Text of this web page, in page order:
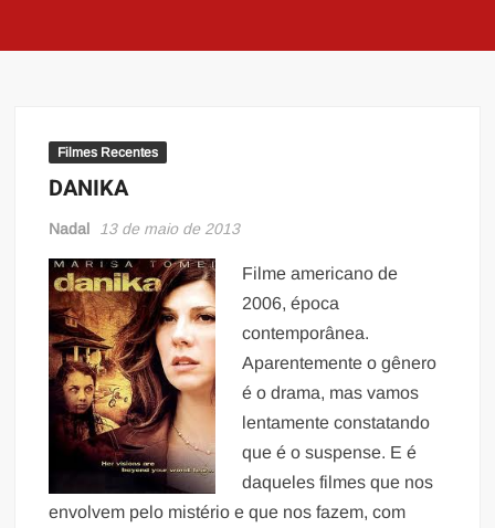
Filmes Recentes
DANIKA
Nadal 13 de maio de 2013
Filme americano de
2006, época
contemporânea.
Aparentemente o gênero
é o drama, mas vamos
lentamente constatando
que é o suspense. E é
daqueles filmes que nos
envolvem pelo mistério e que nos fazem, com